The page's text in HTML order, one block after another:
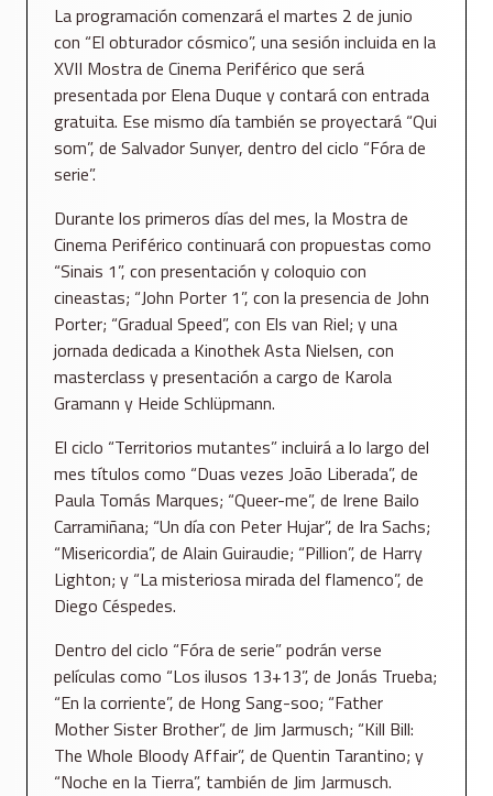
La programación comenzará el martes 2 de junio
con “El obturador cósmico”, una sesión incluida en la
XVII Mostra de Cinema Periférico que será
presentada por Elena Duque y contará con entrada
gratuita. Ese mismo día también se proyectará “Qui
som”, de Salvador Sunyer, dentro del ciclo “Fóra de
serie”.
Durante los primeros días del mes, la Mostra de
Cinema Periférico continuará con propuestas como
“Sinais 1”, con presentación y coloquio con
cineastas; “John Porter 1”, con la presencia de John
Porter; “Gradual Speed”, con Els van Riel; y una
jornada dedicada a Kinothek Asta Nielsen, con
masterclass y presentación a cargo de Karola
Gramann y Heide Schlüpmann.
El ciclo “Territorios mutantes” incluirá a lo largo del
mes títulos como “Duas vezes João Liberada”, de
Paula Tomás Marques; “Queer-me”, de Irene Bailo
Carramiñana; “Un día con Peter Hujar”, de Ira Sachs;
“Misericordia”, de Alain Guiraudie; “Pillion”, de Harry
Lighton; y “La misteriosa mirada del flamenco”, de
Diego Céspedes.
Dentro del ciclo “Fóra de serie” podrán verse
películas como “Los ilusos 13+13”, de Jonás Trueba;
“En la corriente”, de Hong Sang-soo; “Father
Mother Sister Brother”, de Jim Jarmusch; “Kill Bill:
The Whole Bloody Affair”, de Quentin Tarantino; y
“Noche en la Tierra”, también de Jim Jarmusch.